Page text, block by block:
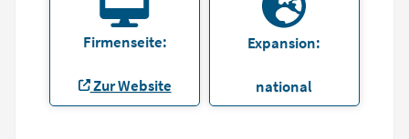
Firmenseite:
Zur Website
Expansion:
national